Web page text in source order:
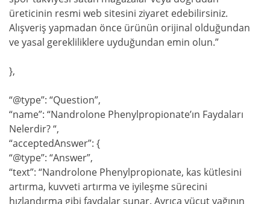
üreticinin resmi web sitesini ziyaret edebilirsiniz.
Alışveriş yapmadan önce ürünün orijinal olduğundan
ve yasal gerekliliklere uyduğundan emin olun.”
},
“@type”: “Question”,
“name”: “Nandrolone Phenylpropionate’ın Faydaları
Nelerdir? “,
“acceptedAnswer”: {
“@type”: “Answer”,
“text”: “Nandrolone Phenylpropionate, kas kütlesini
artırma, kuvveti artırma ve iyileşme sürecini
hızlandırma gibi faydalar sunar. Ayrıca vücut yağının